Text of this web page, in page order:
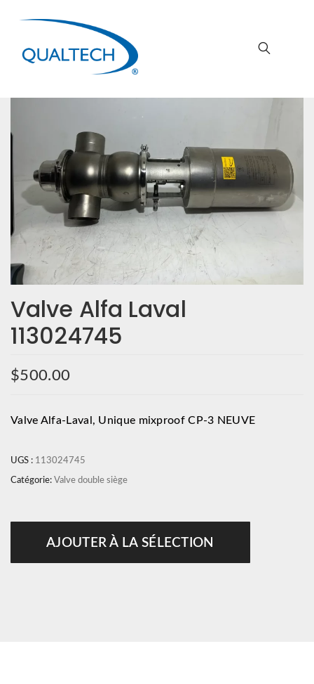
Valve Alfa Laval
113024745
$500.00
Valve Alfa-Laval, Unique mixproof CP-3 NEUVE
UGS : 113024745
Catégorie: Valve double siège
AJOUTER À LA SÉLECTION